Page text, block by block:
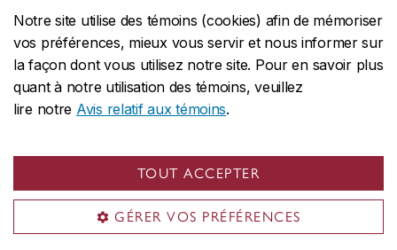
Notre site utilise des témoins (cookies) afin de mémoriser
vos préférences, mieux vous servir et nous informer sur
la façon dont vous utilisez notre site. Pour en savoir plus
quant à notre utilisation des témoins, veuillez
lire notre Avis relatif aux témoins.
TOUT ACCEPTER
GÉRER VOS PRÉFÉRENCES
Conduite en contexte pédagogique et communautaire
Probité intellectuelle
Intégrité comportementale
Violence sexuelle